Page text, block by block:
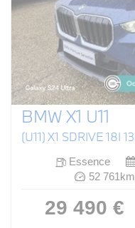
BMW X1 U11
Essence
52 761km
29 490 €